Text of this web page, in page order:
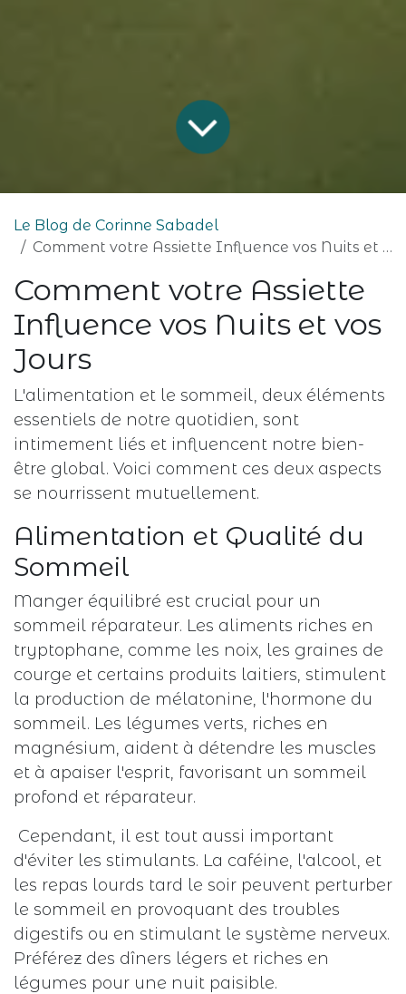
Le Blog de Corinne Sabadel
Comment votre Assiette Influence vos Nuits et vos Jours
Comment votre Assiette
Influence vos Nuits et vos
Jours
L'alimentation et le sommeil, deux éléments
essentiels de notre quotidien, sont
intimement liés et influencent notre bien-
être global. Voici comment ces deux aspects
se nourrissent mutuellement.
Alimentation et Qualité du
Sommeil
Manger équilibré est crucial pour un
sommeil réparateur. Les aliments riches en
tryptophane, comme les noix, les graines de
courge et certains produits laitiers, stimulent
la production de mélatonine, l'hormone du
sommeil. Les légumes verts, riches en
magnésium, aident à détendre les muscles
et à apaiser l'esprit, favorisant un sommeil
profond et réparateur.
Cependant, il est tout aussi important
d'éviter les stimulants. La caféine, l'alcool, et
les repas lourds tard le soir peuvent perturber
le sommeil en provoquant des troubles
digestifs ou en stimulant le système nerveux.
Préférez des dîners légers et riches en
légumes pour une nuit paisible.